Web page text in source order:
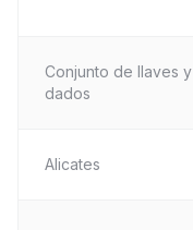
Conjunto de llaves y
dados
Alicates